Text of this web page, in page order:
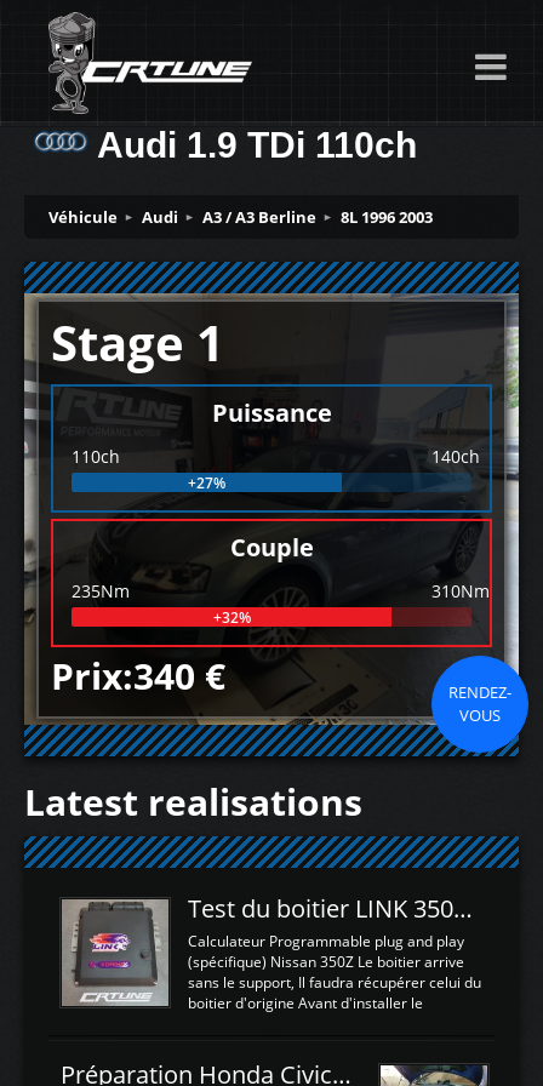
Audi 1.9 TDi 110ch
Véhicule Audi A3 / A3 Berline 8L 1996 2003
Stage 1
Puissance
110ch 140ch
+27%
Couple
235Nm 310Nm
+32%
Prix:340 €
RENDEZ-
VOUS
Latest realisations
Test du boitier LINK 350Z Plugin ECU
Calculateur Programmable plug and play
(spécifique) Nissan 350Z Le boitier arrive
sans le support, Il faudra récupérer celui du
boitier d'origine Avant d'installer le
d'envoyer l'information de la large bande
Préparation Honda Civic Type R FK2